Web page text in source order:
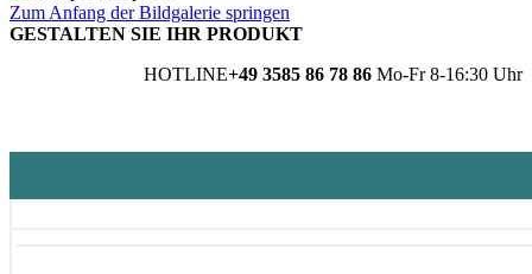
Zum Anfang der Bildgalerie springen
GESTALTEN SIE IHR PRODUKT
HOTLINE+49 3585 86 78 86 Mo-Fr 8-16:30 Uhr